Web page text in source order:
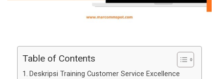
Table of Contents
Deskripsi Training Customer Service Excellence